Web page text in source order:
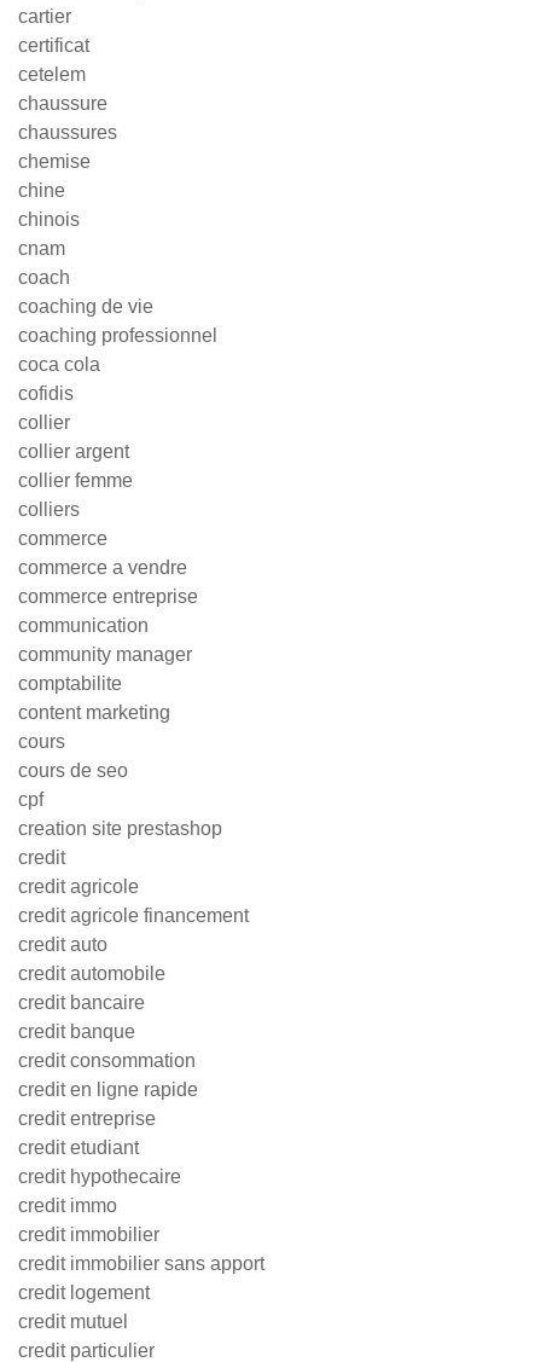
cartier
certificat
cetelem
chaussure
chaussures
chemise
chine
chinois
cnam
coach
coaching de vie
coaching professionnel
coca cola
cofidis
collier
collier argent
collier femme
colliers
commerce
commerce a vendre
commerce entreprise
communication
community manager
comptabilite
content marketing
cours
cours de seo
cpf
creation site prestashop
credit
credit agricole
credit agricole financement
credit auto
credit automobile
credit bancaire
credit banque
credit consommation
credit en ligne rapide
credit entreprise
credit etudiant
credit hypothecaire
credit immo
credit immobilier
credit immobilier sans apport
credit logement
credit mutuel
credit particulier